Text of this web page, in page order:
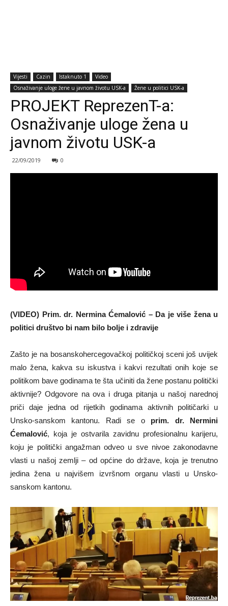
Vijesti Cazin Istaknuto 1
Video
Osnaživanje uloge žene u javnom životu USK-a
Žene u politici USK-a
PROJEKT ReprezenT-a:
Osnaživanje uloge žena u
javnom životu USK-a
22/09/2019 0
(VIDEO) Prim. dr. Nermina Ćemalović – Da je više žena u
politici društvo bi nam bilo bolje i zdravije
Zašto je na bosanskohercegovačkoj političkoj sceni još uvijek
malo žena, kakva su iskustva i kakvi rezultati onih koje se
politikom bave godinama te šta učiniti da žene postanu politički
aktivnije? Odgovore na ova i druga pitanja u našoj narednoj
priči daje jedna od rijetkih godinama aktivnih političarki u
Unsko-sanskom kantonu. Radi se o prim. dr. Nermini
Ćemalović, koja je ostvarila zavidnu profesionalnu karijeru,
koju je politički angažman odveo u sve nivoe zakonodavne
vlasti u našoj zemlji – od općine do države, koja je trenutno
jedina žena u najvišem izvršnom organu vlasti u Unsko-
sanskom kantonu.